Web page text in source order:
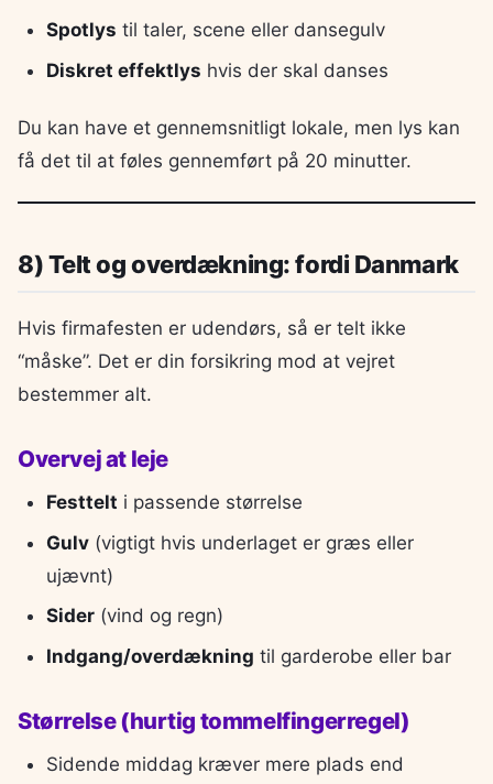
Spotlys til taler, scene eller dansegulv
Diskret effektlys hvis der skal danses
Du kan have et gennemsnitligt lokale, men lys kan
få det til at føles gennemført på 20 minutter.
8) Telt og overdækning: fordi Danmark
Hvis firmafesten er udendørs, så er telt ikke
“måske”. Det er din forsikring mod at vejret
bestemmer alt.
Overvej at leje
Festtelt i passende størrelse
Gulv(vigtigt hvis underlaget er græs eller
ujævnt)
Sider(vind og regn)
Indgang/overdækning til garderobe eller bar
Størrelse (hurtig tommelfingerregel)
Sidende middag kræver mere plads end